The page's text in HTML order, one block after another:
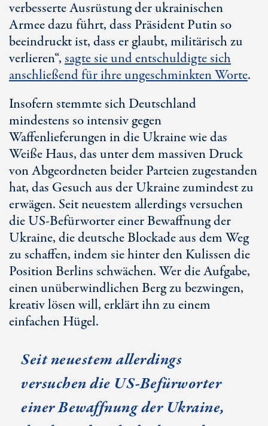
verbesserte Ausrüstung der ukrainischen
Armee dazu führt, dass Präsident Putin so
beeindruckt ist, dass er glaubt, militärisch zu
verlieren“,sagte sie und entschuldigte sich
anschließend für ihre ungeschminkten Worte.
Insofern stemmte sich Deutschland
mindestens so intensiv gegen
Waffenlieferungen in die Ukraine wie das
Weiße Haus, das unter dem massiven Druck
von Abgeordneten beider Parteien zugestanden
hat, das Gesuch aus der Ukraine zumindest zu
erwägen. Seit neuestem allerdings versuchen
die US-Befürworter einer Bewaffnung der
Ukraine, die deutsche Blockade aus dem Weg
zu schaffen, indem sie hinter den Kulissen die
Position Berlins schwächen. Wer die Aufgabe,
einen unüberwindlichen Berg zu bezwingen,
kreativ lösen will, erklärt ihn zu einem
einfachen Hügel.
Seit neuestem allerdings
versuchen die US-Befürworter
einer Bewaffnung der Ukraine,